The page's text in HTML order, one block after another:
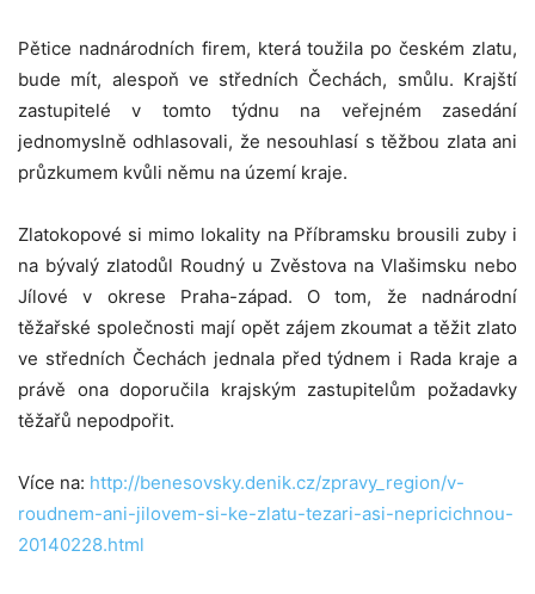
Pětice nadnárodních firem, která toužila po českém zlatu,
bude mít, alespoň ve středních Čechách, smůlu. Krajští
zastupitelé v tomto týdnu na veřejném zasedání
jednomyslně odhlasovali, že nesouhlasí s těžbou zlata ani
průzkumem kvůli němu na území kraje.
Zlatokopové si mimo lokality na Příbramsku brousili zuby i
na bývalý zlatodůl Roudný u Zvěstova na Vlašimsku nebo
Jílové v okrese Praha-západ. O tom, že nadnárodní
těžařské společnosti mají opět zájem zkoumat a těžit zlato
ve středních Čechách jednala před týdnem i Rada kraje a
právě ona doporučila krajským zastupitelům požadavky
těžařů nepodpořit.
Více na: http://benesovsky.denik.cz/zpravy_region/v-
roudnem-ani-jilovem-si-ke-zlatu-tezari-asi-nepricichnou-
20140228.html